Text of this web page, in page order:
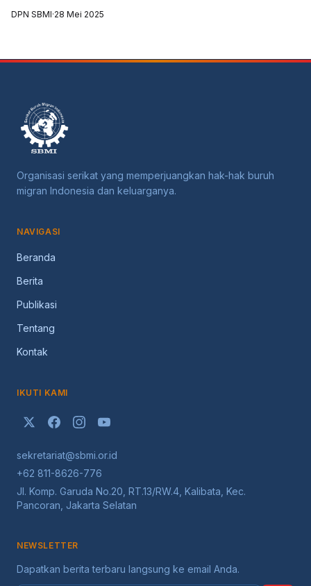
DPN SBMI·28 Mei 2025
Organisasi serikat yang memperjuangkan hak-hak buruh
migran Indonesia dan keluarganya.
NAVIGASI
Beranda
Berita
Publikasi
Tentang
Kontak
IKUTI KAMI
sekretariat@sbmi.or.id
+62 811-8626-776
Jl. Komp. Garuda No.20, RT.13/RW.4, Kalibata, Kec.
Pancoran, Jakarta Selatan
NEWSLETTER
Dapatkan berita terbaru langsung ke email Anda.